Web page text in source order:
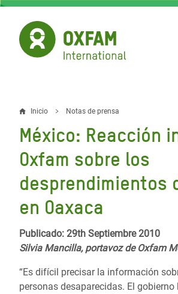
Pasar
contenido
principal
Sobrescribir
enlaces
de
ayuda
a
la
navegación
Inicio Notas de prensa
México: Reacción
Oxfam sobre los
desprendimientos
en Oaxaca
Publicado: 29th Septiembre 2010
Silvia Mancilla, portavoz de Oxfam
“Es difícil precisar la información
personas desaparecidas. El